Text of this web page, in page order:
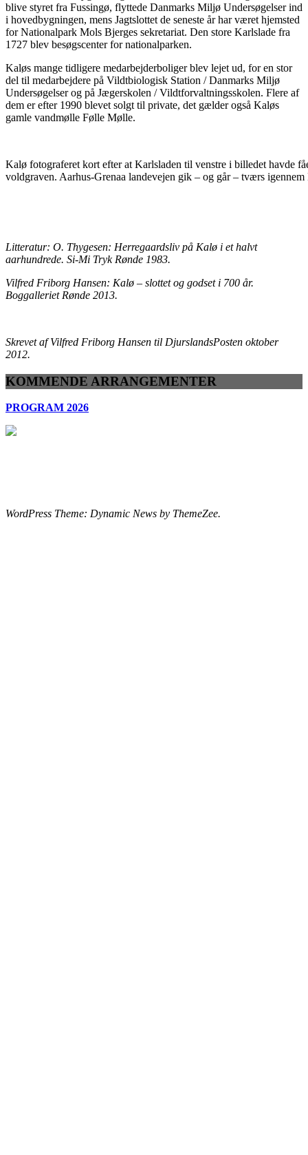
blive styret fra Fussingø, flyttede Danmarks Miljø Undersøgelser ind
i hovedbygningen, mens Jagtslottet de seneste år har været hjemsted
for Nationalpark Mols Bjerges sekretariat. Den store Karlslade fra
1727 blev besøgscenter for nationalparken.
Kaløs mange tidligere medarbejderboliger blev lejet ud, for en stor
del til medarbejdere på Vildtbiologisk Station / Danmarks Miljø
Undersøgelser og på Jægerskolen / Vildtforvaltningsskolen. Flere af
dem er efter 1990 blevet solgt til private, det gælder også Kaløs
gamle vandmølle Følle Mølle.
Kalø fotograferet kort efter at Karlsladen til venstre i billedet havde
voldgraven. Aarhus-Grenaa landevejen gik – og går – tværs
Litteratur: O. Thygesen: Herregaardsliv på Kalø i et halvt
aarhundrede. Si-Mi Tryk Rønde 1983.
Vilfred Friborg Hansen: Kalø – slottet og godset i 700 år.
Boggalleriet Rønde 2013.
Skrevet af Vilfred Friborg Hansen til DjurslandsPosten oktober
2012.
KOMMENDE ARRANGEMENTER
PROGRAM 2026
WordPress Theme: Dynamic News by ThemeZee.